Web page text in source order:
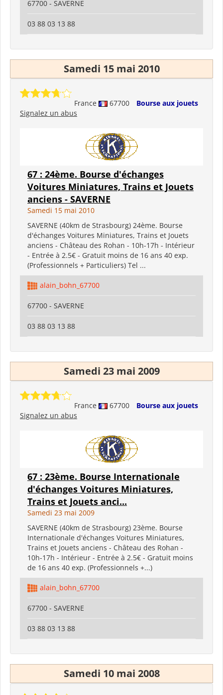
67700 - SAVERNE
03 88 03 13 88
Samedi 15 mai 2010
France 67700
Bourse aux jouets
Signalez un abus
67 : 24ème. Bourse d'échanges
Voitures Miniatures, Trains et Jouets
anciens - SAVERNE
Samedi 15 mai 2010
SAVERNE (40km de Strasbourg) 24ème. Bourse
d'échanges Voitures Miniatures, Trains et Jouets
anciens - Château des Rohan - 10h-17h - Intérieur
- Entrée à 2.5€ - Gratuit moins de 16 ans 40 exp.
(Professionnels + Particuliers) Tel ...
alain_bohn_67700
67700 - SAVERNE
03 88 03 13 88
Samedi 23 mai 2009
France 67700
Bourse aux jouets
Signalez un abus
67 : 23ème. Bourse Internationale
d'échanges Voitures Miniatures,
Trains et Jouets anci...
Samedi 23 mai 2009
SAVERNE (40km de Strasbourg) 23ème. Bourse
Internationale d'échanges Voitures Miniatures,
Trains et Jouets anciens - Château des Rohan -
10h-17h - Intérieur - Entrée à 2.5€ - Gratuit moins
de 16 ans 40 exp. (Professionnels +...)
alain_bohn_67700
67700 - SAVERNE
03 88 03 13 88
Samedi 10 mai 2008